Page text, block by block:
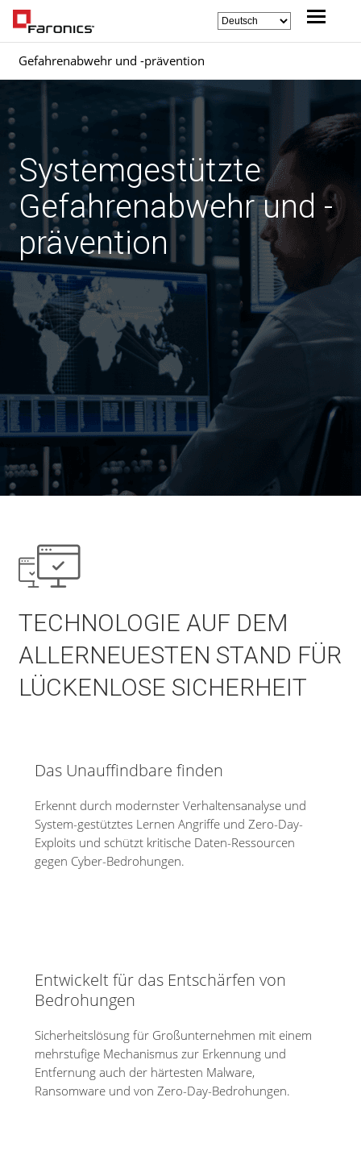
Gefahrenabwehr und -prävention
Systemgestützte
Gefahrenabwehr und -
prävention
TECHNOLOGIE AUF DEM
ALLERNEUESTEN STAND FÜR
LÜCKENLOSE SICHERHEIT
Das Unauffindbare finden
Erkennt durch modernster Verhaltensanalyse und
System-gestütztes Lernen Angriffe und Zero-Day-
Exploits und schützt kritische Daten-Ressourcen
gegen Cyber-Bedrohungen.
Entwickelt für das Entschärfen von
Bedrohungen
Sicherheitslösung für Großunternehmen mit einem
mehrstufige Mechanismus zur Erkennung und
Entfernung auch der härtesten Malware,
Ransomware und von Zero-Day-Bedrohungen.